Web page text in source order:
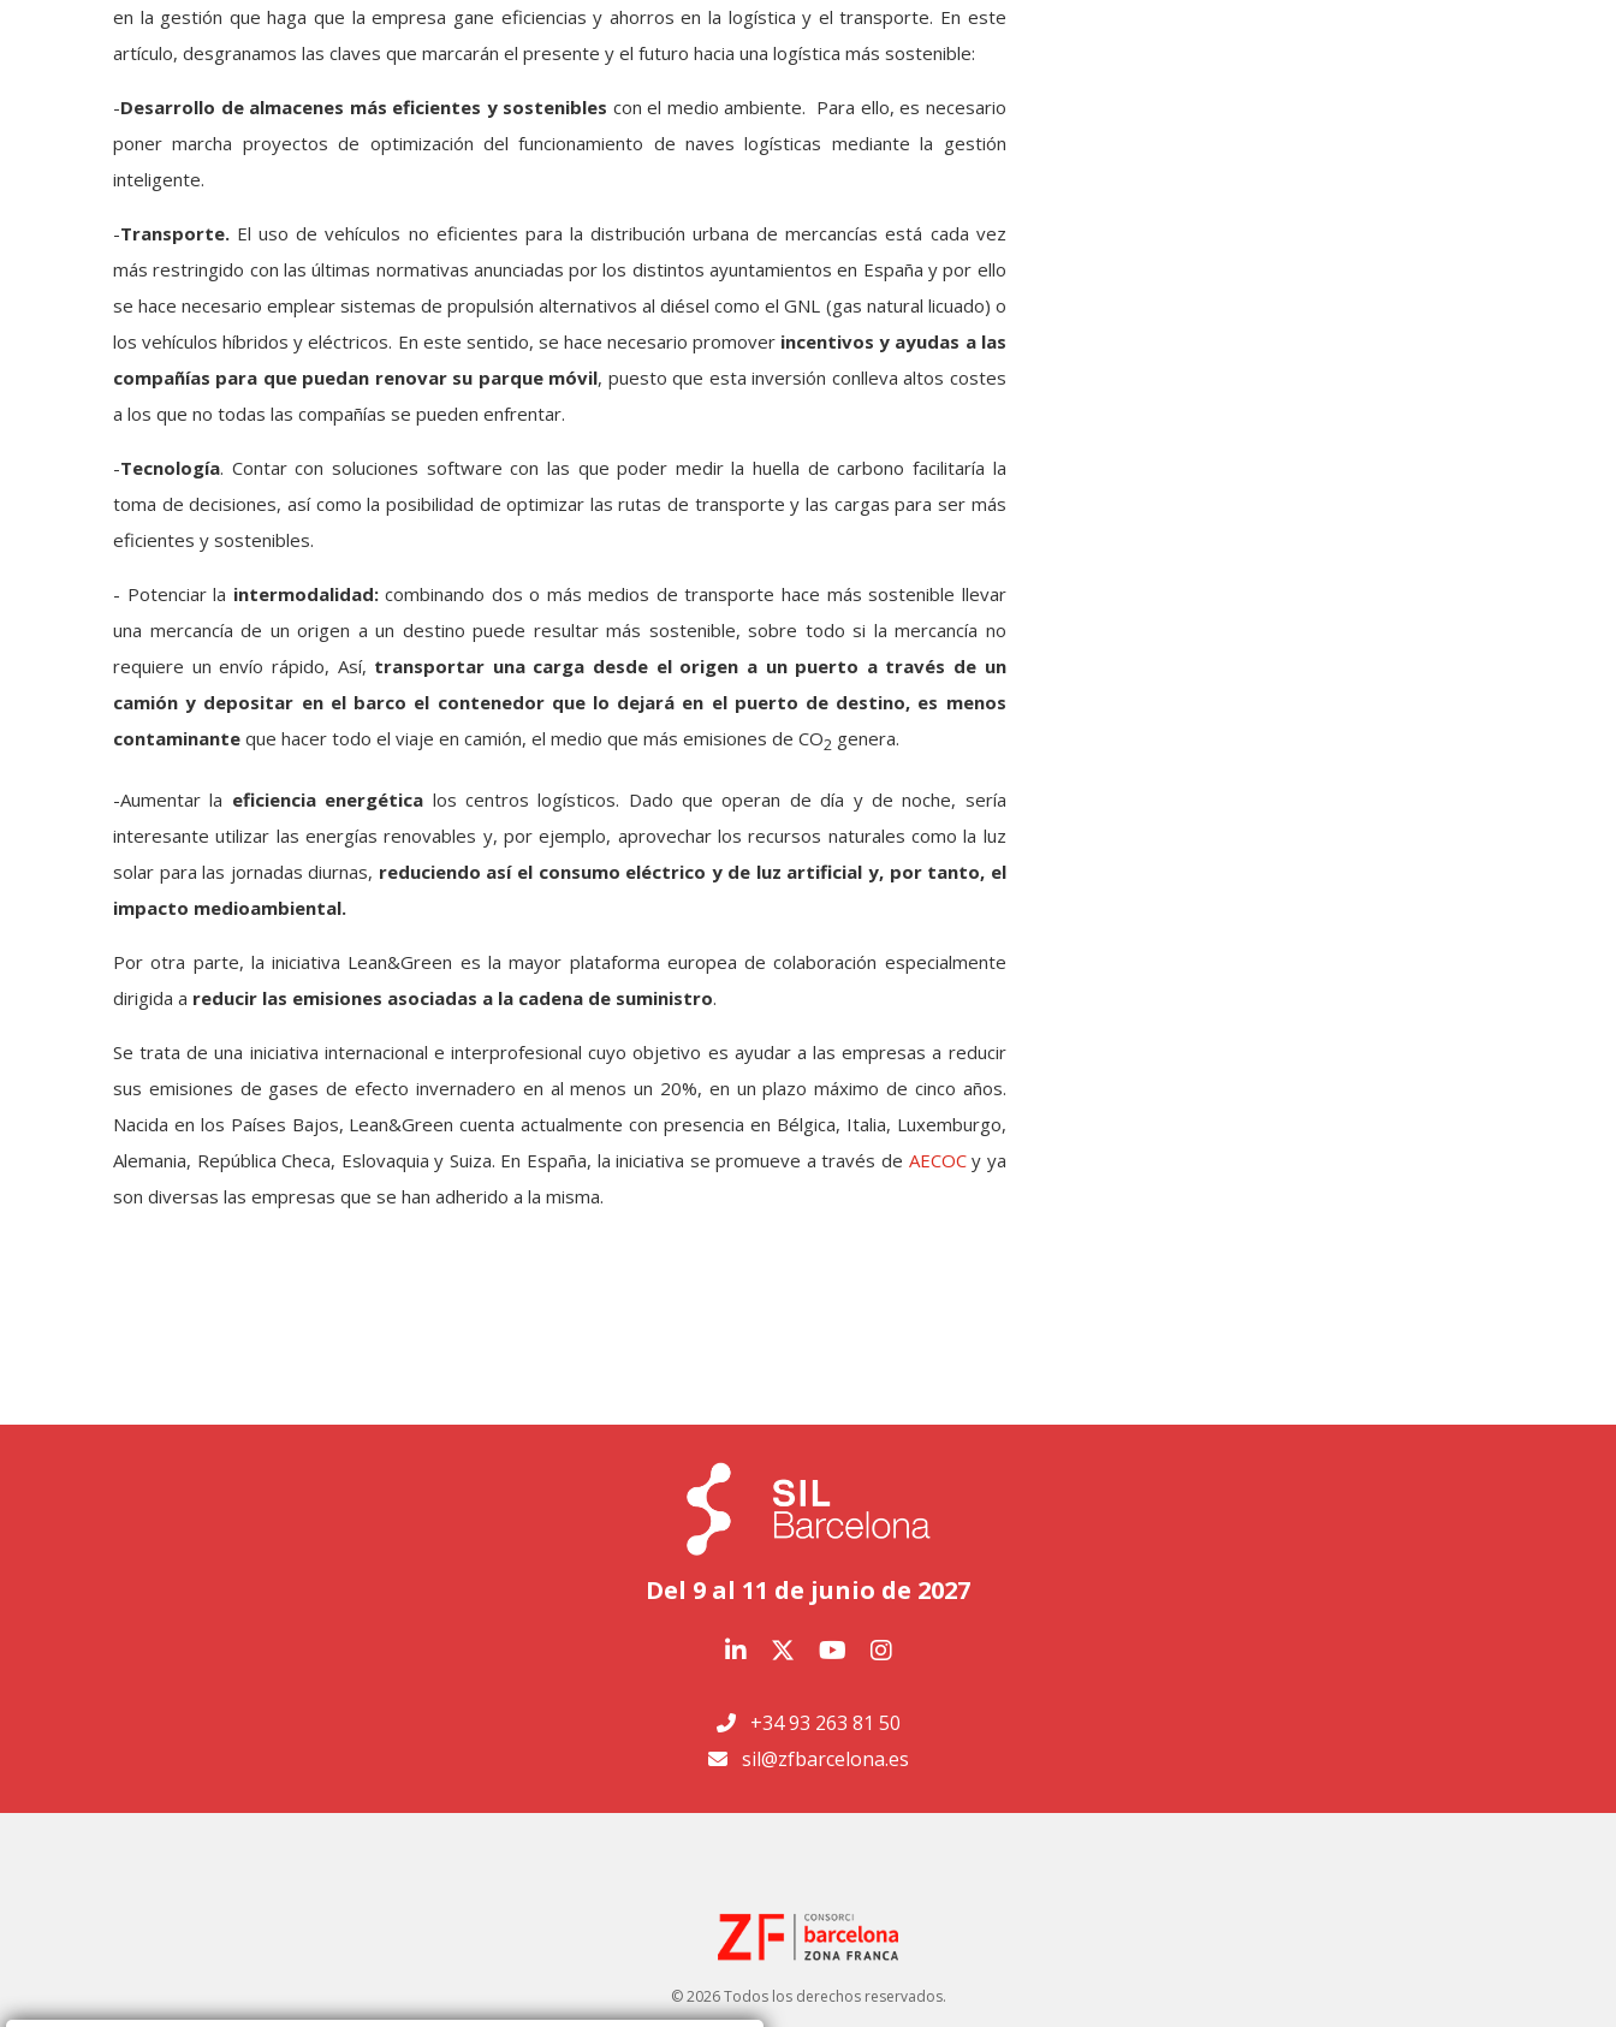
en la gestión que haga que la empresa gane eficiencias y ahorros en la logística y el transporte. En este
artículo, desgranamos las claves que marcarán el presente y el futuro hacia una logística más sostenible:
-Desarrollo de almacenes más eficientes y sostenibles con el medio ambiente. Para ello, es necesario
poner marcha proyectos de optimización del funcionamiento de naves logísticas mediante la gestión
inteligente.
-Transporte. El uso de vehículos no eficientes para la distribución urbana de mercancías está cada vez
más restringido con las últimas normativas anunciadas por los distintos ayuntamientos en España y por ello
se hace necesario emplear sistemas de propulsión alternativos al diésel como el GNL (gas natural licuado) o
los vehículos híbridos y eléctricos. En este sentido, se hace necesario promover incentivos y ayudas a las
compañías para que puedan renovar su parque móvil, puesto que esta inversión conlleva altos costes
a los que no todas las compañías se pueden enfrentar.
-Tecnología. Contar con soluciones software con las que poder medir la huella de carbono facilitaría la
toma de decisiones, así como la posibilidad de optimizar las rutas de transporte y las cargas para ser más
eficientes y sostenibles.
­- Potenciar la intermodalidad:combinando dos o más medios de transporte hace más sostenible llevar
una mercancía de un origen a un destino puede resultar más sostenible, sobre todo si la mercancía no
requiere un envío rápido, Así, transportar una carga desde el origen a un puerto a través de un
camión y depositar en el barco el contenedor que lo dejará en el puerto de destino, es menos
contaminante que hacer todo el viaje en camión, el medio que más emisiones de CO2 genera.
-Aumentar la eficiencia energética los centros logísticos. Dado que operan de día y de noche, sería
interesante utilizar las energías renovables y, por ejemplo, aprovechar los recursos naturales como la luz
solar para las jornadas diurnas, reduciendo así el consumo eléctrico y de luz artificial y, por tanto, el
impacto medioambiental.
Por otra parte, la iniciativa Lean&Green es la mayor plataforma europea de colaboración especialmente
dirigida a reducir las emisiones asociadas a la cadena de suministro.
Se trata de una iniciativa internacional e interprofesional cuyo objetivo es ayudar a las empresas a reducir
sus emisiones de gases de efecto invernadero en al menos un 20%, en un plazo máximo de cinco años.
Nacida en los Países Bajos, Lean&Green cuenta actualmente con presencia en Bélgica, Italia, Luxemburgo,
Alemania, República Checa, Eslovaquia y Suiza. En España, la iniciativa se promueve a través de AECOCy ya
son diversas las empresas que se han adherido a la misma.
Del 9 al 11 de junio de 2027
+34 93 263 81 50
sil@zfbarcelona.es
© 2026 Todos los derechos reservados.